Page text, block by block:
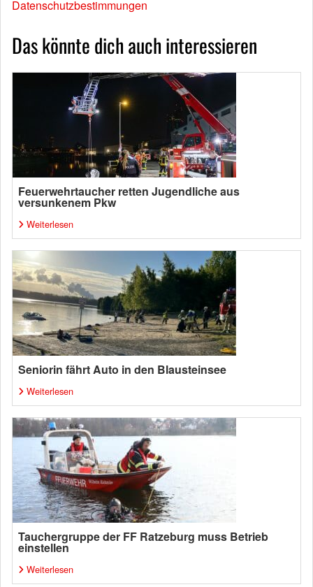
Datenschutzbestimmungen
Das könnte dich auch interessieren
Feuerwehrtaucher retten Jugendliche aus
versunkenem Pkw
Weiterlesen
Seniorin fährt Auto in den Blausteinsee
Weiterlesen
Tauchergruppe der FF Ratzeburg muss Betrieb
einstellen
Weiterlesen